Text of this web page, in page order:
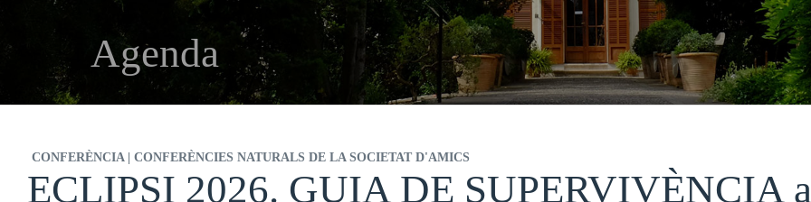
Agenda
CONFERÈNCIA | CONFERÈNCIES NATURALS DE LA SOCIETAT D'AMICS
ECLIPSI 2026. GUIA DE SUPERVIVÈNCIA